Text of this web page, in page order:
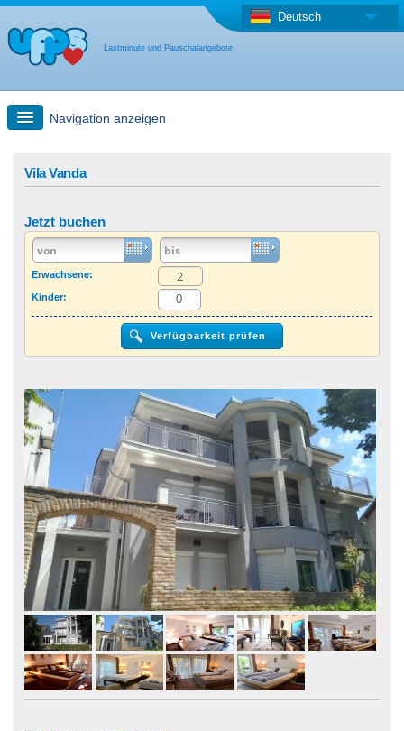
Lastminute und Pauschalangebote
Deutsch
Navigation anzeigen
Last Minute Angebot + Pauschalangebot
Anderes Land
Vila Vanda
Jetzt buchen
Erwachsene:
Kinder: